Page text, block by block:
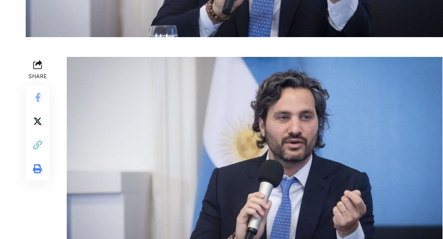
SHARE